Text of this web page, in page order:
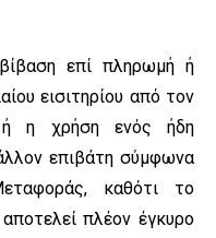
επί πληρωμή ή
εισιτηρίου από τον
ή η χρήση ενός ήδη
επιβάτη σύμφωνα
καθότι το
πλέον έγκυρο